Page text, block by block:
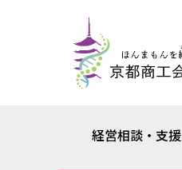
経営相談・支援